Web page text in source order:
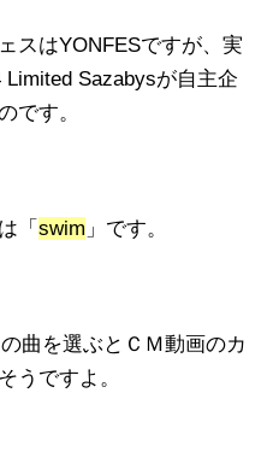
スはYONFESですが、実
Sazabysが自主企
です。
「 swim 」です。
曲を選ぶとＣＭ動画のカ
うですよ。